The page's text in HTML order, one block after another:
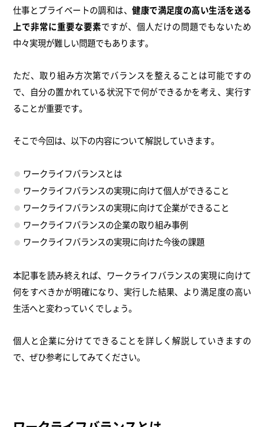
仕事とプライベートの調和は、健康で満足度の高い生活を送る
上で非常に重要な要素ですが、個人だけの問題でもないため
中々実現が難しい問題でもあります。
ただ、取り組み方次第でバランスを整えることは可能ですの
で、自分の置かれている状況下で何ができるかを考え、実行す
ることが重要です。
そこで今回は、以下の内容について解説していきます。
ワークライフバランスとは
ワークライフバランスの実現に向けて個人ができること
ワークライフバランスの実現に向けて企業ができること
ワークライフバランスの企業の取り組み事例
ワークライフバランスの実現に向けた今後の課題
本記事を読み終えれば、ワークライフバランスの実現に向けて
何をすべきかが明確になり、実行した結果、より満足度の高い
生活へと変わっていくでしょう。
個人と企業に分けてできることを詳しく解説していきますの
で、ぜひ参考にしてみてください。